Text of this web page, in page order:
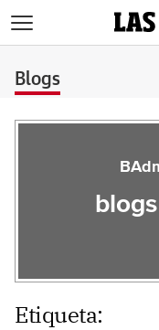
Blogs
Etiqueta: